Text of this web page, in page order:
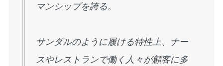
マンシップを誇る。
サンダルのように履ける特性上、ナー
スやレストランで働く人々が顧客に多